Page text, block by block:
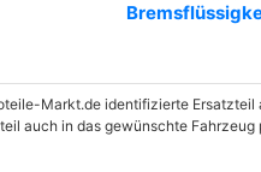
Art.-Nr.:
Art.-Nr.:
Markt.de identifizierte
auch in das gewünschte